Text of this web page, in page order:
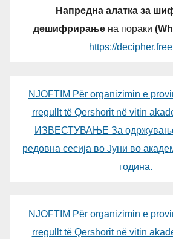
Напредна алатка за
дешифрирањена пораки
https://
NJOFTIM Për organizimin e
rregullt të Qershorit në vitin
ИЗВЕСТУВАЊЕ За одржување
редовна сесија во Јуни во
година.
NJOFTIM Për organizimin e
rregullt të Qershorit në vitin